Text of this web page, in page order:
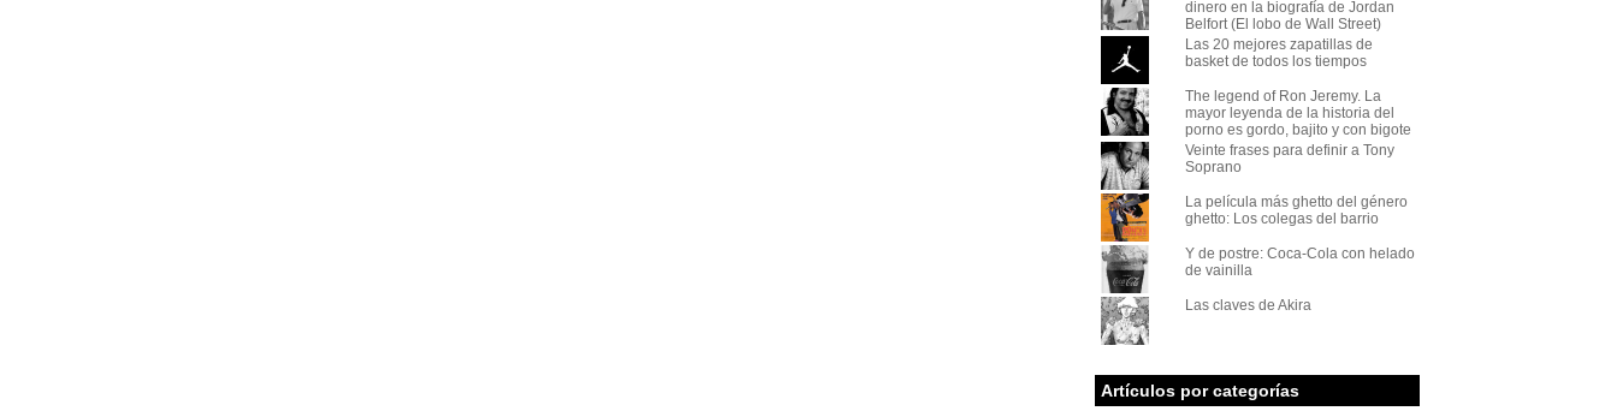
dinero en la biografía de Jordan
Belfort (El lobo de Wall Street)
Las 20 mejores zapatillas de
basket de todos los tiempos
The legend of Ron Jeremy. La
mayor leyenda de la historia del
porno es gordo, bajito y con bigote
Veinte frases para definir a Tony
Soprano
La película más ghetto del género
ghetto: Los colegas del barrio
Y de postre: Coca-Cola con helado
de vainilla
Las claves de Akira
Artículos por categorías